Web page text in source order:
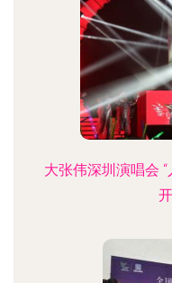
大张伟深圳演唱会